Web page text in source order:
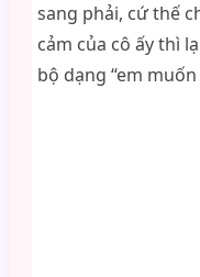
sang phải, cứ thế
cảm của cô ấy thì
bộ dạng “em